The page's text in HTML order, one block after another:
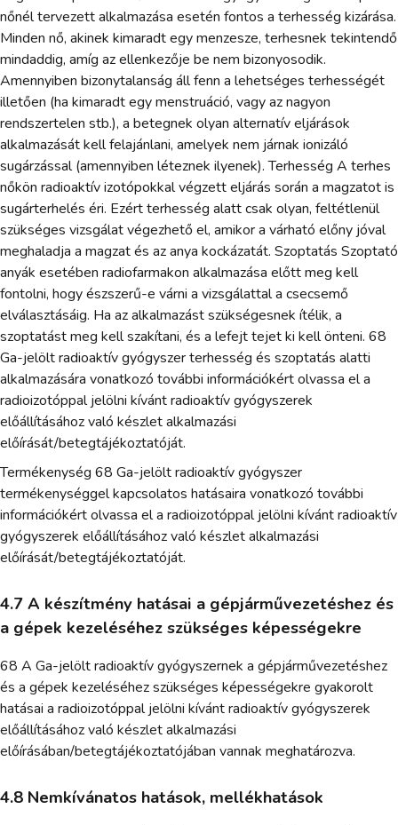
nőnél tervezett alkalmazása esetén fontos a terhesség kizárása.
Minden nő, akinek kimaradt egy menzesze, terhesnek tekintendő
mindaddig, amíg az ellenkezője be nem bizonyosodik.
Amennyiben bizonytalanság áll fenn a lehetséges terhességét
illetően (ha kimaradt egy menstruáció, vagy az nagyon
rendszertelen stb.), a betegnek olyan alternatív eljárások
alkalmazását kell felajánlani, amelyek nem járnak ionizáló
sugárzással (amennyiben léteznek ilyenek). Terhesség A terhes
nőkön radioaktív izotópokkal végzett eljárás során a magzatot is
sugárterhelés éri. Ezért terhesség alatt csak olyan, feltétlenül
szükséges vizsgálat végezhető el, amikor a várható előny jóval
meghaladja a magzat és az anya kockázatát. Szoptatás Szoptató
anyák esetében radiofarmakon alkalmazása előtt meg kell
fontolni, hogy észszerű-e várni a vizsgálattal a csecsemő
elválasztásáig. Ha az alkalmazást szükségesnek ítélik, a
szoptatást meg kell szakítani, és a lefejt tejet ki kell önteni. 68
Ga-jelölt radioaktív gyógyszer terhesség és szoptatás alatti
alkalmazására vonatkozó további információkért olvassa el a
radioizotóppal jelölni kívánt radioaktív gyógyszerek
előállításához való készlet alkalmazási
előírását/betegtájékoztatóját.
Termékenység 68 Ga-jelölt radioaktív gyógyszer
termékenységgel kapcsolatos hatásaira vonatkozó további
információkért olvassa el a radioizotóppal jelölni kívánt radioaktív
gyógyszerek előállításához való készlet alkalmazási
előírását/betegtájékoztatóját.
4.7 A készítmény hatásai a gépjárművezetéshez és
a gépek kezeléséhez szükséges képességekre
68 A Ga-jelölt radioaktív gyógyszernek a gépjárművezetéshez
és a gépek kezeléséhez szükséges képességekre gyakorolt
hatásai a radioizotóppal jelölni kívánt radioaktív gyógyszerek
előállításához való készlet alkalmazási
előírásában/betegtájékoztatójában vannak meghatározva.
4.8 Nemkívánatos hatások, mellékhatások